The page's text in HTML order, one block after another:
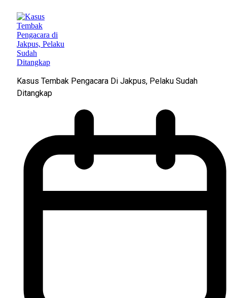
Kasus Tembak Pengacara Di Jakpus, Pelaku Sudah
Ditangkap